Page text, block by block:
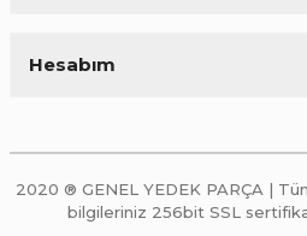
Hesabım
2020 ® GENEL YEDEK PARÇA |
bilgileriniz 256bit SSL